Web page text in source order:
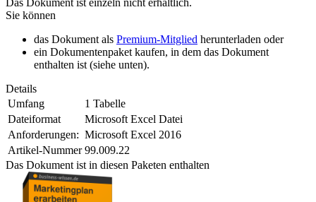
Das Dokument ist einzeln nicht erhältlich.
Sie können
das Dokument als Premium-Mitglied herunterladen oder
ein Dokumentenpaket kaufen, in dem das Dokument
enthalten ist (siehe unten).
Details
Umfang
1 Tabelle
Dateiformat
Microsoft Excel Datei
Anforderungen: Microsoft Excel 2016
Artikel-Nummer 99.009.22
Das Dokument ist in diesen Paketen enthalten